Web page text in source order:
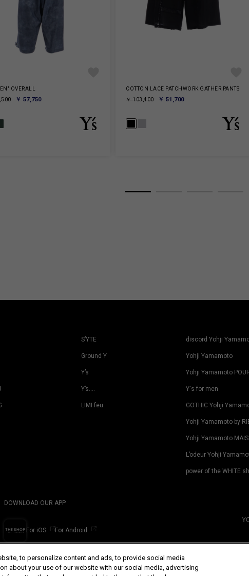
OVERALL
￥ 57,750
COTTON LACE PATCHWORK GATHER PANTS
￥ 103,400
￥ 51,700
S’YTE
Ground Y
Y’s
Y’s….
LIMI feu
discord Yohji
Yohji Yamamoto
Yohji Yamamoto
Y's for men
GOTHIC Yohji
Yohji Yamamoto by
Yohji Yamamoto
L’odeur Yohji
power of the WHITE
DOWNLOAD OUR APP
For iOS For Android
to personalize content and ads, to provide social media
about your use of our website with our social media, advertising